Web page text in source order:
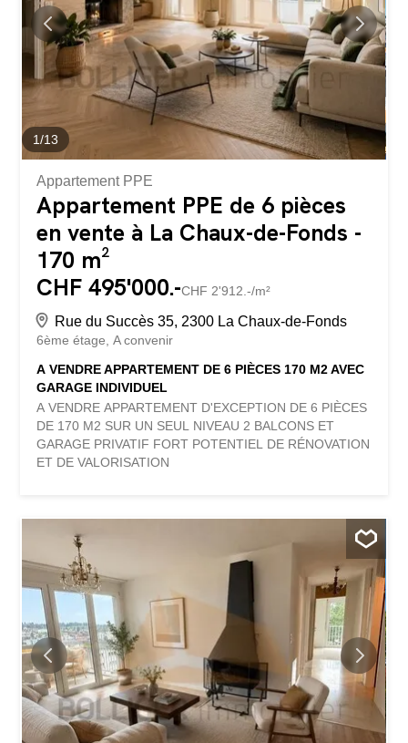
1/13
Appartement PPE
Appartement PPE de 6 pièces
en vente à La Chaux-de-Fonds -
170 m²
CHF 495'000.-CHF 2'912.-/m²
Rue du Succès 35, 2300 La Chaux-de-Fonds
6ème étage A convenir
A VENDRE APPARTEMENT DE 6 PIÈCES 170 M2 AVEC
GARAGE INDIVIDUEL
A VENDRE APPARTEMENT D'EXCEPTION DE 6 PIÈCES
DE 170 M2 SUR UN SEUL NIVEAU 2 BALCONS ET
GARAGE PRIVATIF FORT POTENTIEL DE RÉNOVATION
ET DE VALORISATION